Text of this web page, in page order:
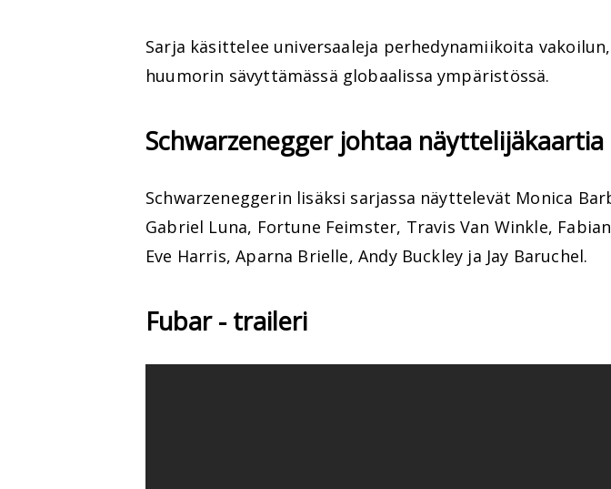
Sarja käsittelee universaaleja perhedynamiikoita
huumorin sävyttämässä globaalissa ympäristössä.
Schwarzenegger johtaa näyttelijäkaartia
Schwarzeneggerin lisäksi sarjassa näyttelevät Monica
Gabriel Luna, Fortune Feimster, Travis Van Winkle,
Eve Harris, Aparna Brielle, Andy Buckley ja Jay Baruchel.
Fubar - traileri